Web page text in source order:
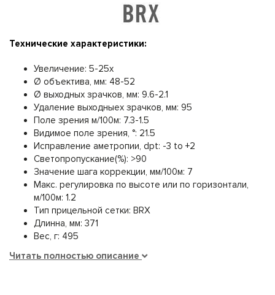
Технические характеристики:
Увеличение: 5-25x
Ø объектива, мм: 48-52
Ø выходных зрачков, мм: 9.6-2.1
Удаление выходныех зрачков, мм: 95
Поле зрения м/100м: 7.3-1.5
Видимое поле зрения, °: 21.5
Исправление аметропии, dpt: -3 to +2
Светопропускание(%): >90
Значение шага коррекции, мм/100м: 7
Макс. регулировка по высоте или по горизонтали,
м/100м: 1.2
Тип прицельной сетки: BRX
Длинна, мм: 371
Вес, г: 495
Читать полностью описание